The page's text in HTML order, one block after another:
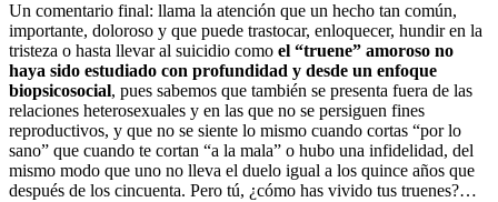
Un comentario final: llama la atención que un hecho tan común,
importante, doloroso y que puede trastocar, enloquecer, hundir en la
tristeza o hasta llevar al suicidio como el “truene” amoroso no
haya sido estudiado con profundidad y desde un enfoque
biopsicosocial, pues sabemos que también se presenta fuera de las
relaciones heterosexuales y en las que no se persiguen fines
reproductivos, y que no se siente lo mismo cuando cortas “por lo
sano” que cuando te cortan “a la mala” o hubo una infidelidad, del
mismo modo que uno no lleva el duelo igual a los quince años que
después de los cincuenta. Pero tú, ¿cómo has vivido tus truenes?…